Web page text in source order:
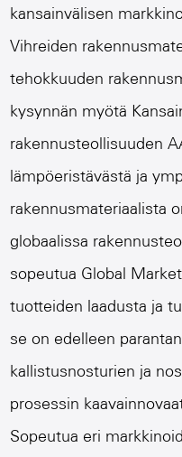
kansainvälisen
Vihreiden
tehokkuuden
kysynnän myötä
rakennusteollisuuden
lämpöeristävästä ja
rakennusmateriaalista
globaalissa
sopeutua Global
tuotteiden laadusta ja
se on edelleen
kallistusnosturien ja
prosessin
Sopeutua eri